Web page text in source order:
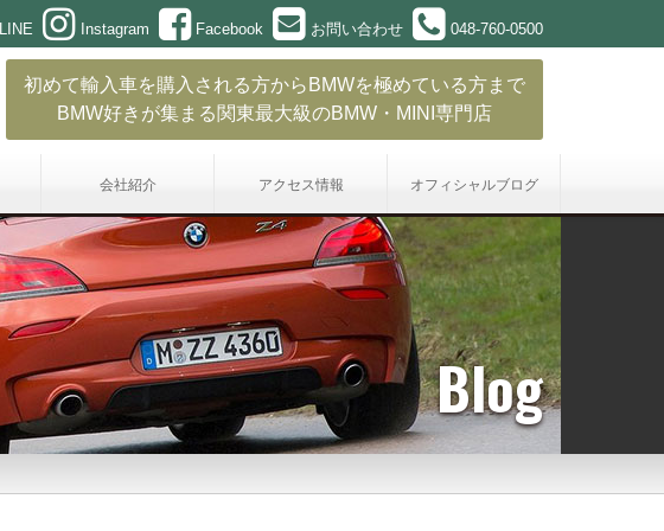
LINE Instagram Facebook お問い合わせ 048-760-0500
初めて輸入車を購入される方からBMWを極めている方まで
BMW好きが集まる関東最大級のBMW・MINI専門店
会社紹介 アクセス情報 オフィシャルブログ
Blog